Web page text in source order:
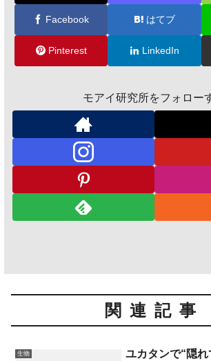
Facebook はてブ
Pinterest LinkedIn
モアイ研究所をフォロー
関連記事
生物
ユカタンで“隠